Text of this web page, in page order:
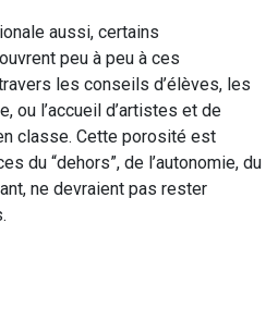
aussi, certains
peu à peu à ces
les conseils d’élèves, les
ou l’accueil d’artistes et de
classe. Cette porosité est
du “dehors”, de l’autonomie, du
ne devraient pas rester